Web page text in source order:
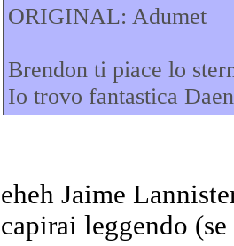
ORIGINAL: Adumet
Brendon ti piace lo
Io trovo fantastica
eheh Jaime
capirai leggendo